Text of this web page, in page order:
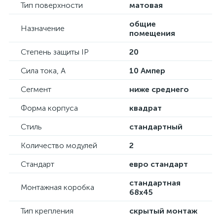
Тип поверхности
матовая
Назначение
общие
помещения
Степень защиты IP
20
Сила тока, А
10 Ампер
Сегмент
ниже среднего
Форма корпуса
квадрат
Стиль
стандартный
Количество модулей
2
Стандарт
евро стандарт
Монтажная коробка
стандартная
68х45
Тип крепления
скрытый монтаж